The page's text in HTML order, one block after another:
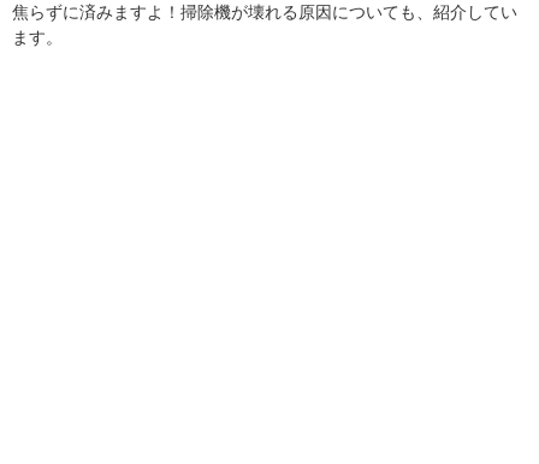
焦らずに済みますよ！掃除機が壊れる原因についても、紹介してい
ます。